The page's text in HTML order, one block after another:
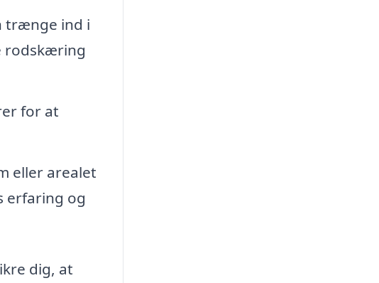
trænge ind i
rodskæring
for at
eller arealet
erfaring og
dig, at